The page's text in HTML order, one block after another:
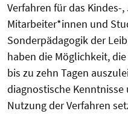
Verfahren für das Kindes-
Mitarbeiter*innen und
Sonderpädagogik der
haben die Möglichkeit,
bis zu zehn Tagen
diagnostische Kenntnisse
Nutzung der Verfahren